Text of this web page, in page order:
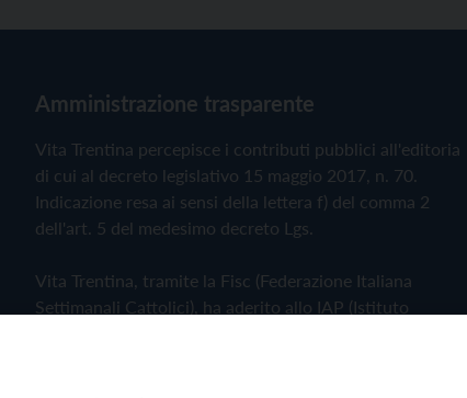
Amministrazione trasparente
Vita Trentina percepisce i contributi pubblici all'editoria
di cui al decreto legislativo 15 maggio 2017, n. 70.
Indicazione resa ai sensi della lettera f) del comma 2
dell'art. 5 del medesimo decreto Lgs.
Vita Trentina, tramite la Fisc (Federazione Italiana
Settimanali Cattolici), ha aderito allo IAP (Istituto